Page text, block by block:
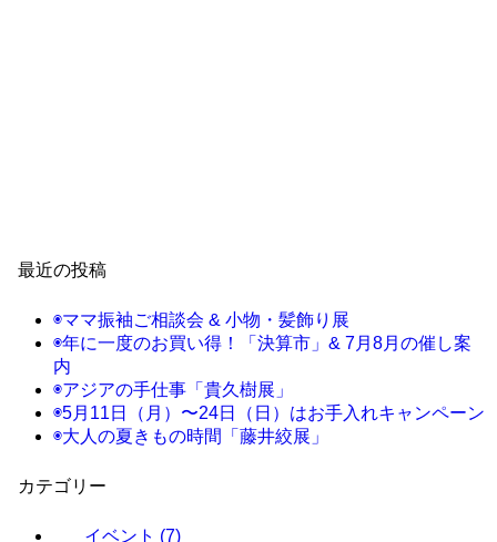
最近の投稿
◉ママ振袖ご相談会 & 小物・髪飾り展
◉年に一度のお買い得！「決算市」& 7月8月の催し案
内
◉アジアの手仕事「貴久樹展」
◉5月11日（月）〜24日（日）はお手入れキャンペーン
◉大人の夏きもの時間「藤井絞展」
カテゴリー
イベント (7)